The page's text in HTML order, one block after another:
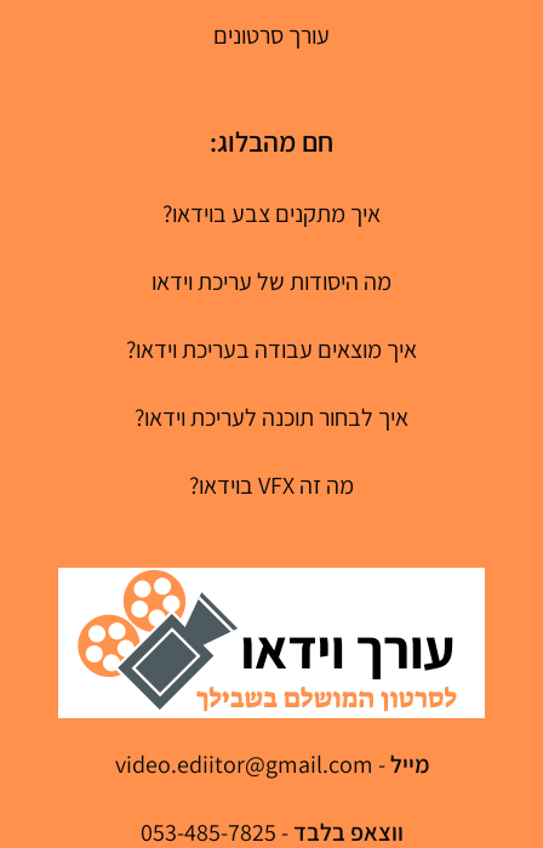
עורך סרטונים
חם מהבלוג:
איך מתקנים צבע בוידאו?
מה היסודות של עריכת וידאו
איך מוצאים עבודה בעריכת וידאו?
איך לבחור תוכנה לעריכת וידאו?
מה זה VFX בוידאו?
מייל-
video.ediitor@gmail.com
ווצאפ בלבד- 053-485-7825